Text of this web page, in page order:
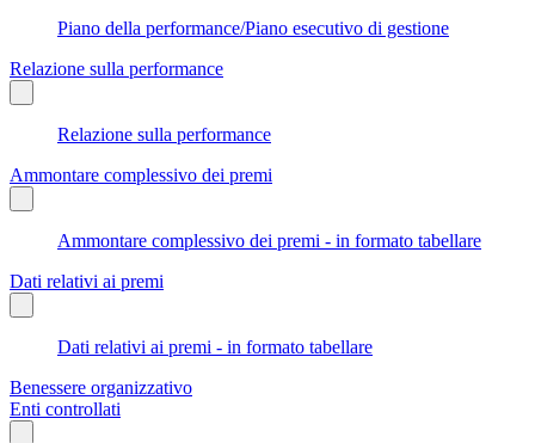
Piano della performance/Piano esecutivo di gestione
Relazione sulla performance
Relazione sulla performance
Ammontare complessivo dei premi
Ammontare complessivo dei premi - in formato tabellare
Dati relativi ai premi
Dati relativi ai premi - in formato tabellare
Benessere organizzativo
Enti controllati